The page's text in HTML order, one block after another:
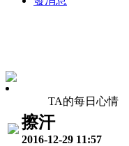
TA的每日心情
擦汗
2016-12-29 11:57